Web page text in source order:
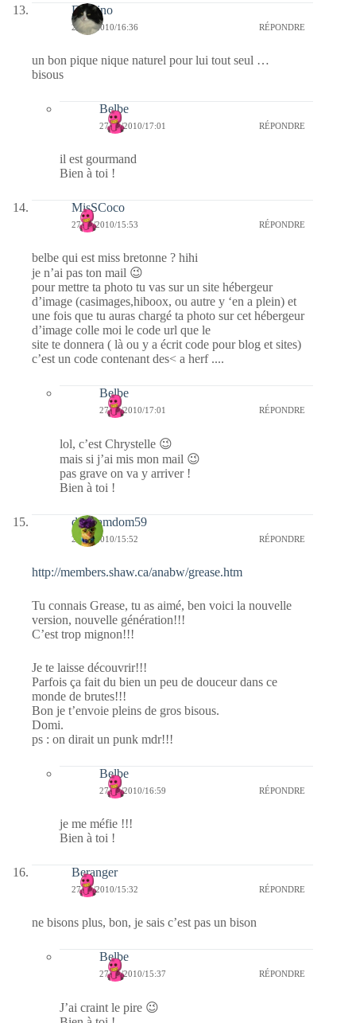
Domino
27/01/2010/16:36 RÉPONDRE
un bon pique nique naturel pour lui tout seul …
bisous
Belbe
27/01/2010/17:01 RÉPONDRE
il est gourmand
Bien à toi !
MisSCoco
27/01/2010/15:53 RÉPONDRE
belbe qui est miss bretonne ? hihi
je n’ai pas ton mail 😉
pour mettre ta photo tu vas sur un site hébergeur
d’image (casimages,hiboox, ou autre y ‘en a plein) et
une fois que tu auras chargé ta photo sur cet hébergeur
d’image colle moi le code url que le
site te donnera ( là ou y a écrit code pour blog et sites)
c’est un code contenant des< a herf ....
Belbe
27/01/2010/17:01 RÉPONDRE
lol, c’est Chrystelle 😉
mais si j’ai mis mon mail 😉
pas grave on va y arriver !
Bien à toi !
dimdamdom59
27/01/2010/15:52 RÉPONDRE
http://members.shaw.ca/anabw/grease.htm
Tu connais Grease, tu as aimé, ben voici la nouvelle
version, nouvelle génération!!!
C’est trop mignon!!!
Je te laisse découvrir!!!
Parfois ça fait du bien un peu de douceur dans ce
monde de brutes!!!
Bon je t’envoie pleins de gros bisous.
Domi.
ps : on dirait un punk mdr!!!
Belbe
27/01/2010/16:59 RÉPONDRE
je me méfie !!!
Bien à toi !
Beranger
27/01/2010/15:32 RÉPONDRE
ne bisons plus, bon, je sais c’est pas un bison
Belbe
27/01/2010/15:37 RÉPONDRE
J’ai craint le pire 😉